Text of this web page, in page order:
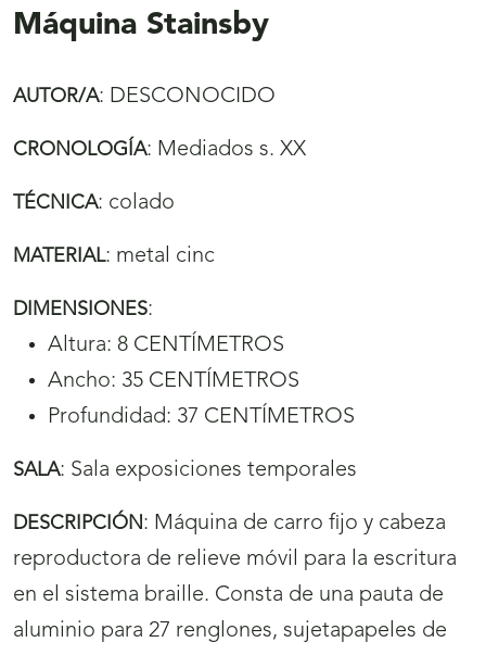
Máquina Stainsby
AUTOR/A: DESCONOCIDO
CRONOLOGÍA: Mediados s. XX
TÉCNICA: colado
MATERIAL: metal cinc
DIMENSIONES:
Altura: 8 CENTÍMETROS
Ancho: 35 CENTÍMETROS
Profundidad: 37 CENTÍMETROS
SALA: Sala exposiciones temporales
DESCRIPCIÓN: Máquina de carro fijo y cabeza
reproductora de relieve móvil para la escritura
en el sistema braille. Consta de una pauta de
aluminio para 27 renglones, sujetapapeles de